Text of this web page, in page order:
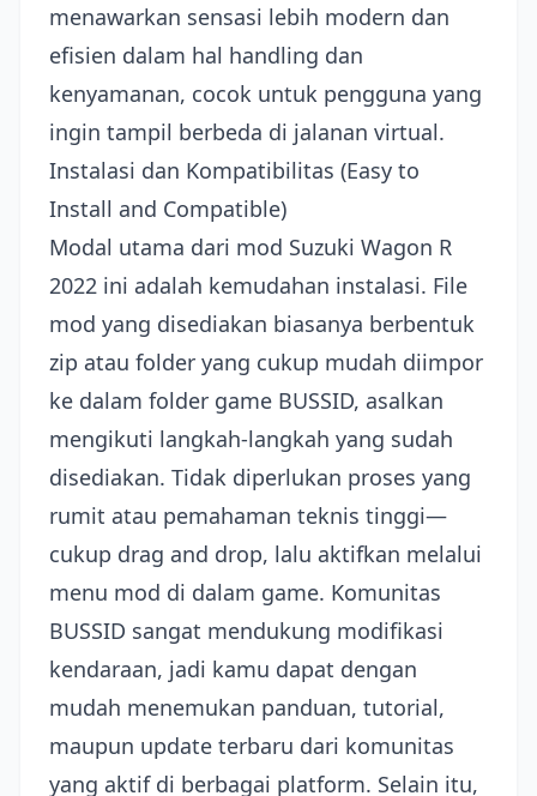
menawarkan sensasi lebih modern dan
efisien dalam hal handling dan
kenyamanan, cocok untuk pengguna yang
ingin tampil berbeda di jalanan virtual.
Instalasi dan Kompatibilitas (Easy to
Install and Compatible)
Modal utama dari mod Suzuki Wagon R
2022 ini adalah kemudahan instalasi. File
mod yang disediakan biasanya berbentuk
zip atau folder yang cukup mudah diimpor
ke dalam folder game BUSSID, asalkan
mengikuti langkah-langkah yang sudah
disediakan. Tidak diperlukan proses yang
rumit atau pemahaman teknis tinggi—
cukup drag and drop, lalu aktifkan melalui
menu mod di dalam game. Komunitas
BUSSID sangat mendukung modifikasi
kendaraan, jadi kamu dapat dengan
mudah menemukan panduan, tutorial,
maupun update terbaru dari komunitas
yang aktif di berbagai platform. Selain itu,